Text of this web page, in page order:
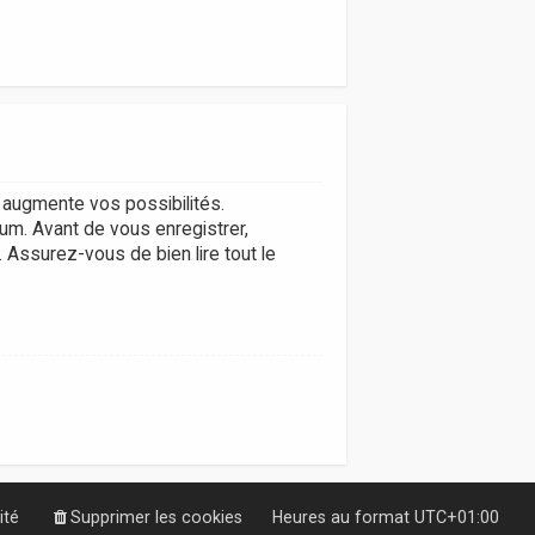
vos possibilités.
Avant de vous enregistrer,
Assurez-vous de bien lire tout le
Heures au format UTC+01:00
Supprimer les cookies